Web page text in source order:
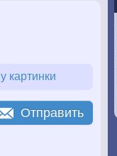
картинки
Отправить